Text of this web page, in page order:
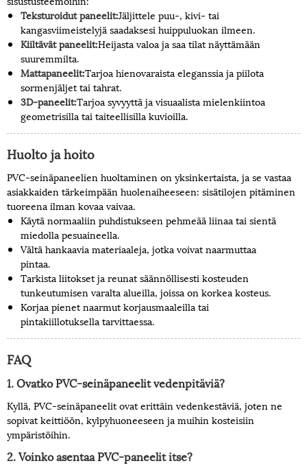
Teksturoidut paneelit:Jäljittele puu-, kivi- tai
kangasviimeistelyjä saadaksesi huippuluokan ilmeen.
Kiiltävät paneelit:Heijasta valoa ja saa tilat näyttämään
suuremmilta.
Mattapaneelit:Tarjoa hienovaraista eleganssia ja piilota
sormenjäljet ​​tai tahrat.
3D-paneelit:Tarjoa syvyyttä ja visuaalista mielenkiintoa
geometrisilla tai taiteellisilla kuvioilla.
Huolto ja hoito
PVC-seinäpaneelien huoltaminen on yksinkertaista, ja se vastaa
asiakkaiden tärkeimpään huolenaiheeseen: sisätilojen pitäminen
tuoreena ilman kovaa vaivaa.
Käytä normaaliin puhdistukseen pehmeää liinaa tai sientä
miedolla pesuaineella.
Vältä hankaavia materiaaleja, jotka voivat naarmuttaa
pintaa.
Tarkista liitokset ja reunat säännöllisesti kosteuden
tunkeutumisen varalta alueilla, joissa on korkea kosteus.
Korjaa pienet naarmut korjausmaaleilla tai
pintakiillotuksella tarvittaessa.
FAQ
1. Ovatko PVC-seinäpaneelit vedenpitäviä?
Kyllä, PVC-seinäpaneelit ovat erittäin vedenkestäviä, joten ne
sopivat keittiöön, kylpyhuoneeseen ja muihin kosteisiin
ympäristöihin.
2. Voinko asentaa PVC-paneelit itse?